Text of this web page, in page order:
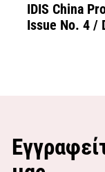
IDIS China
Issue No. 4 /